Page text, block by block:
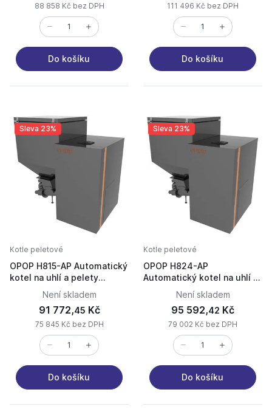
88 858 Kč bez DPH
Do košíku
111 496 Kč bez DPH
Do košíku
Sleva 23%
Kotle peletové
OPOP H815-AP Automatický
kotel na uhlí a pelety
Není skladem
91 772,45 Kč
75 845 Kč bez DPH
Do košíku
Sleva 23%
Kotle peletové
OPOP H824-AP
Automatický kotel na uhlí a
pelety 573280
Není skladem
95 592,42 Kč
79 002 Kč bez DPH
Do košíku